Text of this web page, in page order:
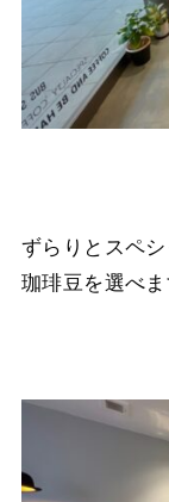
ずらりとスペ
珈琲豆を選べ